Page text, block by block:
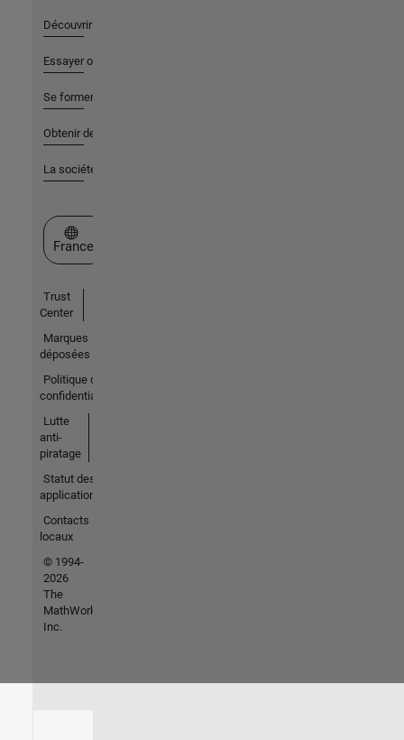
Découvrir les produits
Essayer ou acheter
Se former
Obtenir de l'aide
La société
Sélectionner un site web
France
Trust
Center
Marques
déposées
Politique de
confidentialité
Lutte
anti-
piratage
Statut des
applications
Contacts
locaux
© 1994-
2026
The
MathWorks,
Inc.